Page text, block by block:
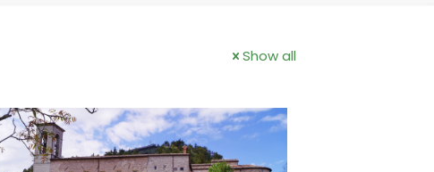
Show all